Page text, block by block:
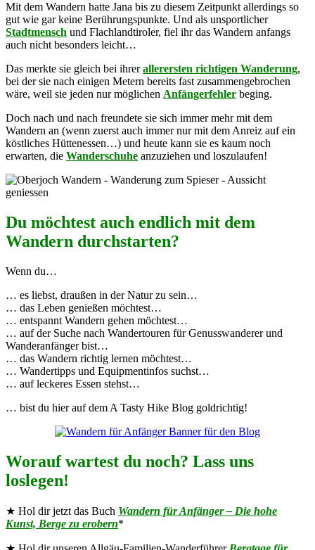
Mit dem Wandern hatte Jana bis zu diesem Zeitpunkt allerdings so
gut wie gar keine Berührungspunkte. Und als unsportlicher
Stadtmensch und Flachlandtiroler, fiel ihr das Wandern anfangs
auch nicht besonders leicht…
Das merkte sie gleich bei ihrerallerersten richtigen Wanderung,
bei der sie nach einigen Metern bereits fast zusammengebrochen
wäre, weil sie jeden nur möglichen Anfängerfehler beging.
Doch nach und nach freundete sie sich immer mehr mit dem
Wandern an (wenn zuerst auch immer nur mit dem Anreiz auf ein
köstliches Hüttenessen…) und heute kann sie es kaum noch
erwarten, die Wanderschuhe anzuziehen und loszulaufen!
Du möchtest auch endlich mit dem
Wandern durchstarten?
Wenn du…
… es liebst, draußen in der Natur zu sein…
… das Leben genießen möchtest…
… entspannt Wandern gehen möchtest…
… auf der Suche nach Wandertouren für Genusswanderer und
Wanderanfänger bist…
… das Wandern richtig lernen möchtest…
… Wandertipps und Equipmentinfos suchst…
… auf leckeres Essen stehst…
… bist du hier auf dem A Tasty Hike Blog goldrichtig!
Worauf wartest du noch? Lass uns
loslegen!
★ Hol dir jetzt das Buch Wandern für Anfänger – Die hohe
Kunst, Berge zu erobern*